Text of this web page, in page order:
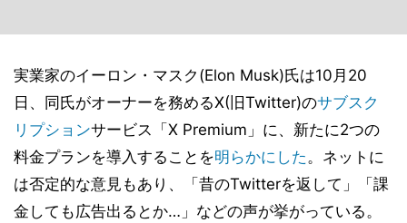
実業家のイーロン・マスク(Elon Musk)氏は10月20
日、同氏がオーナーを務めるX(旧Twitter)のサブスク
リプションサービス「X Premium」に、新たに2つの
料金プランを導入することを明らかにした。ネットに
は否定的な意見もあり、「昔のTwitterを返して」「課
金しても広告出るとか…」などの声が挙がっている。